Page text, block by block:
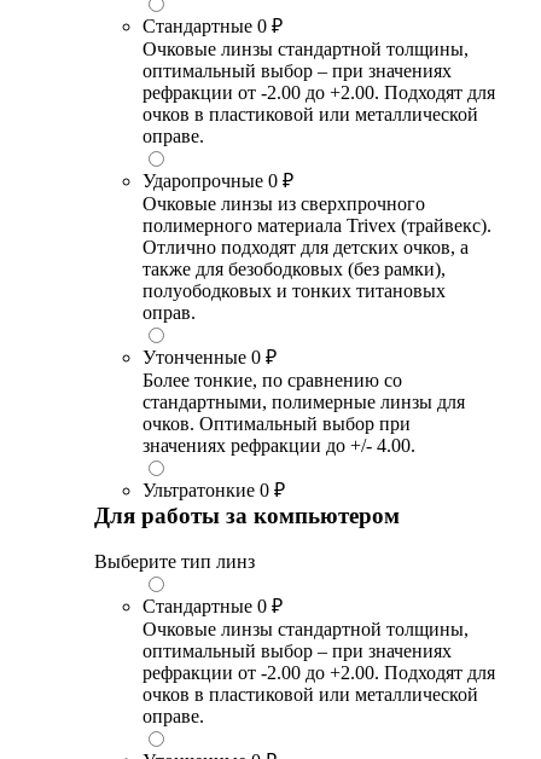
Стандартные 0 ₽
Очковые линзы стандартной толщины,
оптимальный выбор – при значениях
рефракции от -2.00 до +2.00. Подходят для
очков в пластиковой или металлической
оправе.
Ударопрочные 0 ₽
Очковые линзы из сверхпрочного
полимерного материала Trivex (трайвекс).
Отлично подходят для детских очков, а
также для безободковых (без рамки),
полуободковых и тонких титановых
оправ.
Утонченные 0 ₽
Более тонкие, по сравнению со
стандартными, полимерные линзы для
очков. Оптимальный выбор при
значениях рефракции до +/- 4.00.
Ультратонкие 0 ₽
Для работы за компьютером
Выберите тип линз
Стандартные 0 ₽
Очковые линзы стандартной толщины,
оптимальный выбор – при значениях
рефракции от -2.00 до +2.00. Подходят для
очков в пластиковой или металлической
оправе.